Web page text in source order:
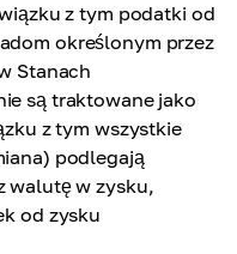
z tym podatki od
określonym przez
Stanach
są traktowane jako
z tym wszystkie
podlegają
walutę w zysku,
od zysku